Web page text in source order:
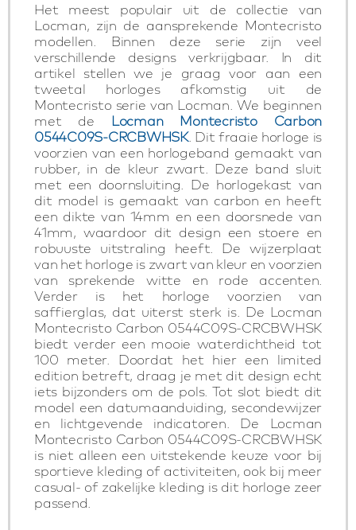
Het meest populair uit de collectie van
Locman, zijn de aansprekende Montecristo
modellen. Binnen deze serie zijn veel
verschillende designs verkrijgbaar. In dit
artikel stellen we je graag voor aan een
tweetal horloges afkomstig uit de
Montecristo serie van Locman. We beginnen
met de Locman Montecristo Carbon
0544C09S-CRCBWHSK. Dit fraaie horloge is
voorzien van een horlogeband gemaakt van
rubber, in de kleur zwart. Deze band sluit
met een doornsluiting. De horlogekast van
dit model is gemaakt van carbon en heeft
een dikte van 14mm en een doorsnede van
41mm, waardoor dit design een stoere en
robuuste uitstraling heeft. De wijzerplaat
van het horloge is zwart van kleur en voorzien
van sprekende witte en rode accenten.
Verder is het horloge voorzien van
saffierglas, dat uiterst sterk is. De Locman
Montecristo Carbon 0544C09S-CRCBWHSK
biedt verder een mooie waterdichtheid tot
100 meter. Doordat het hier een limited
edition betreft, draag je met dit design echt
iets bijzonders om de pols. Tot slot biedt dit
model een datumaanduiding, secondewijzer
en lichtgevende indicatoren. De Locman
Montecristo Carbon 0544C09S-CRCBWHSK
is niet alleen een uitstekende keuze voor bij
sportieve kleding of activiteiten, ook bij meer
casual- of zakelijke kleding is dit horloge zeer
passend.